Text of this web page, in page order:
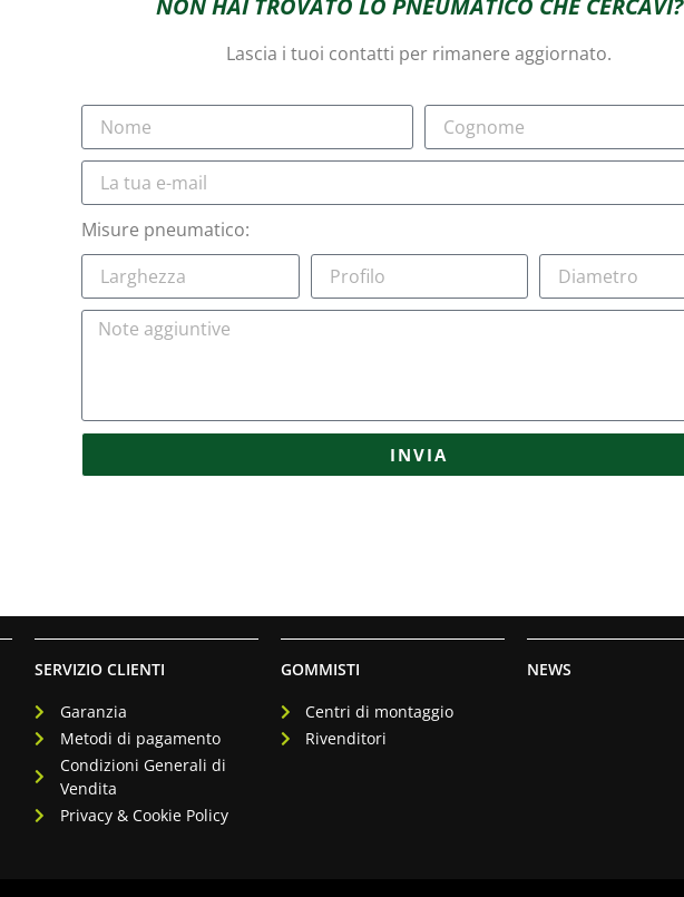
Lascia i tuoi contatti per rimanere aggiornato.
Misure pneumatico:
INVIA
SERVIZIO CLIENTI
Garanzia
Metodi di pagamento
Condizioni Generali di
Vendita
Privacy & Cookie Policy
GOMMISTI
Centri di montaggio
Rivenditori
NEWS